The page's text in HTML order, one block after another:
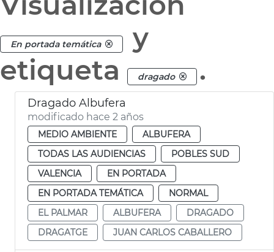
En portada temática
y
etiqueta
dragado .
Dragado Albufera
modificado hace 2 años
MEDIO AMBIENTE
ALBUFERA
TODAS LAS AUDIENCIAS
POBLES SUD
VALENCIA
EN PORTADA
EN PORTADA TEMÁTICA
NORMAL
EL PALMAR
ALBUFERA
DRAGADO
DRAGATGE
JUAN CARLOS CABALLERO